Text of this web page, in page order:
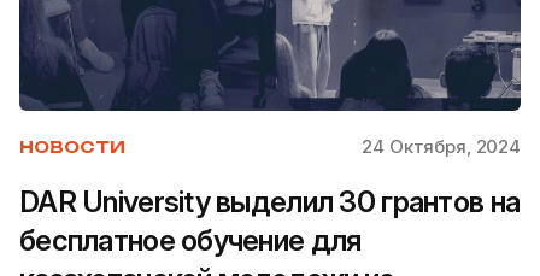
НОВОСТИ 24 Октября, 2024
DAR University выделил 30 грантов на
бесплатное обучение для